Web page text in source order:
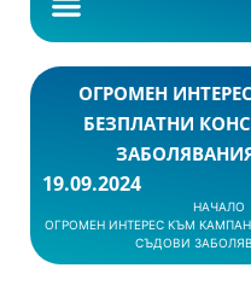
ОГРОМЕН
БЕЗПЛАТНИ
19.09.2024
НАЧАЛО
ОГРОМЕН ИНТЕРЕС КЪМ
СЪДОВИ